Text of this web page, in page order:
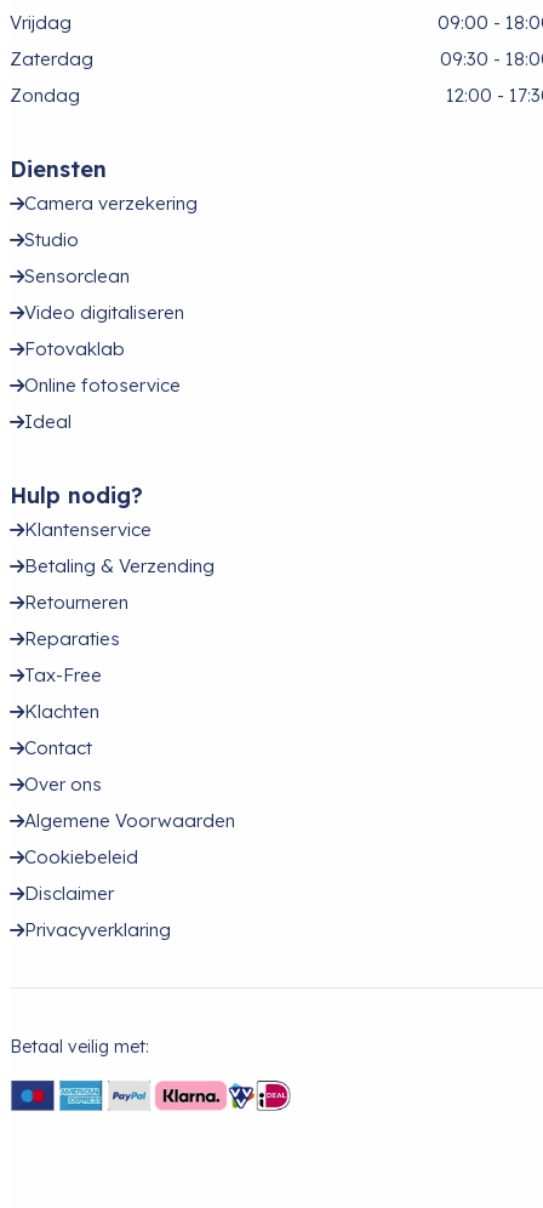
Vrijdag
09:00 -
Zaterdag
09:30 -
Zondag
12:00 -
Diensten
Camera verzekering
Studio
Sensorclean
Video digitaliseren
Fotovaklab
Online fotoservice
Ideal
Hulp nodig?
Klantenservice
Betaling & Verzending
Retourneren
Reparaties
Tax-Free
Klachten
Contact
Over ons
Algemene Voorwaarden
Cookiebeleid
Disclaimer
Privacyverklaring
Betaal veilig met: